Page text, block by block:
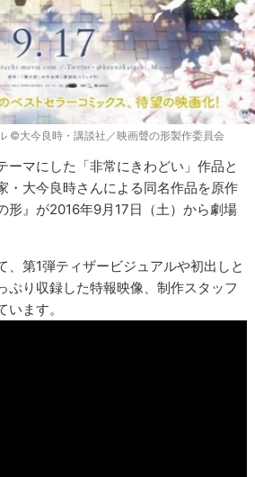
©大今良時・講談社／映画聲の形製作委員会
ーマにした「非常にきわどい」作品と
・大今良時さんによる同名作品を原作
形』が2016年9月17日（土）から劇場
、第1弾ティザービジュアルや初出しと
ぷり収録した特報映像、制作スタッフ
ます。